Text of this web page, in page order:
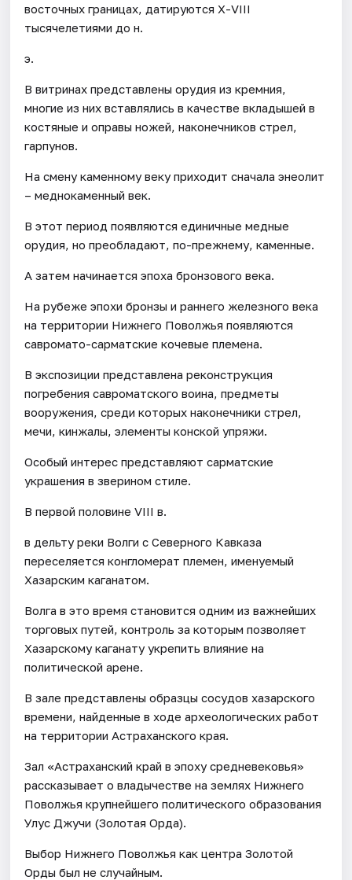
восточных границах, датируются Х-VIII
тысячелетиями до н.
э.
В витринах представлены орудия из кремния,
многие из них вставлялись в качестве вкладышей в
костяные и оправы ножей, наконечников стрел,
гарпунов.
На смену каменному веку приходит сначала энеолит
– меднокаменный век.
В этот период появляются единичные медные
орудия, но преобладают, по-прежнему, каменные.
А затем начинается эпоха бронзового века.
На рубеже эпохи бронзы и раннего железного века
на территории Нижнего Поволжья появляются
савромато-сарматские кочевые племена.
В экспозиции представлена реконструкция
погребения савроматского воина, предметы
вооружения, среди которых наконечники стрел,
мечи, кинжалы, элементы конской упряжи.
Особый интерес представляют сарматские
украшения в зверином стиле.
В первой половине VIII в.
в дельту реки Волги с Северного Кавказа
переселяется конгломерат племен, именуемый
Хазарским каганатом.
Волга в это время становится одним из важнейших
торговых путей, контроль за которым позволяет
Хазарскому каганату укрепить влияние на
политической арене.
В зале представлены образцы сосудов хазарского
времени, найденные в ходе археологических работ
на территории Астраханского края.
Зал «Астраханский край в эпоху средневековья»
рассказывает о владычестве на землях Нижнего
Поволжья крупнейшего политического образования
Улус Джучи (Золотая Орда).
Выбор Нижнего Поволжья как центра Золотой
Орды был не случайным.